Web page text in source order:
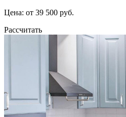
Цена: от 39 500 руб.
Рассчитать